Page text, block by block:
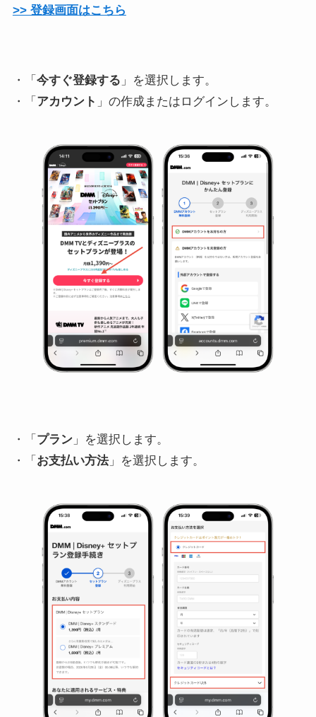
>> 登録画面はこちら
・「 今すぐ登録する 」を選択します。
・「 アカウント 」の作成またはログインします。
・「 プラン」を選択します。
・「 お支払い方法」を選択します。